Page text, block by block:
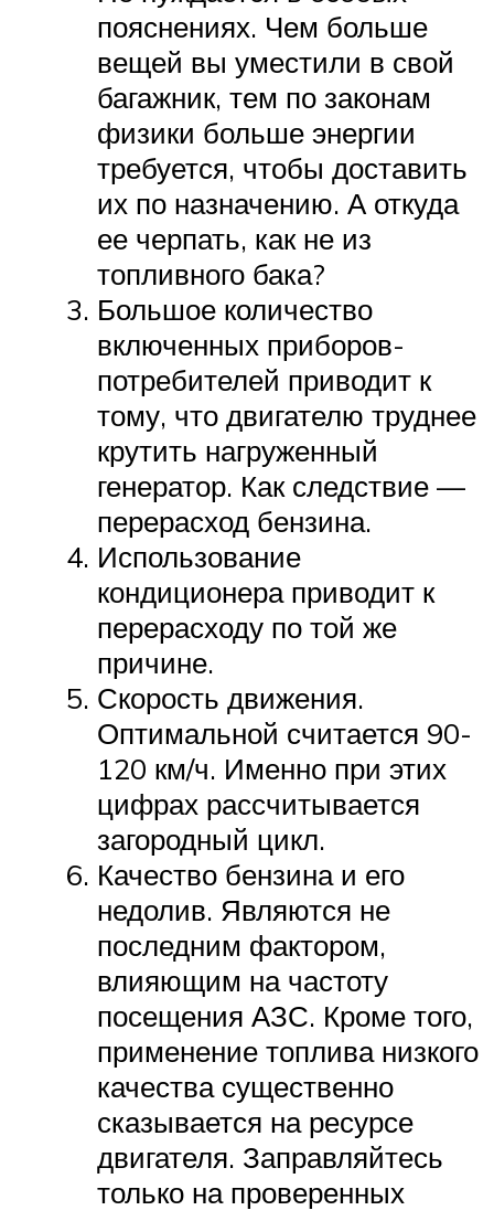
пояснениях. Чем больше
вещей вы уместили в свой
багажник, тем по законам
физики больше энергии
требуется, чтобы доставить
их по назначению. А откуда
ее черпать, как не из
топливного бака?
Большое количество
включенных приборов-
потребителей приводит к
тому, что двигателю труднее
крутить нагруженный
генератор. Как следствие —
перерасход бензина.
Использование
кондиционера приводит к
перерасходу по той же
причине.
Скорость движения.
Оптимальной считается 90-
120 км/ч. Именно при этих
цифрах рассчитывается
загородный цикл.
Качество бензина и его
недолив. Являются не
последним фактором,
влияющим на частоту
посещения АЗС. Кроме того,
применение топлива низкого
качества существенно
сказывается на ресурсе
двигателя. Заправляйтесь
только на проверенных